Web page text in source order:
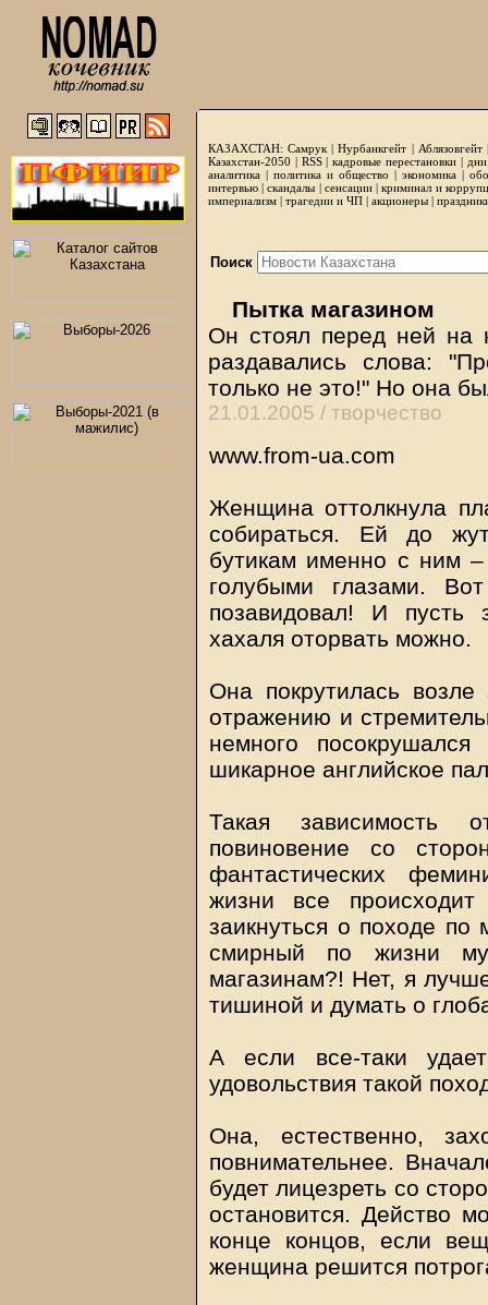
КАЗАХСТАН: Самрук |Нурбанкгейт | Аблязовгейт
Казахстан-2050 | RSS|кадровые перестановки|
аналитика | политика и общество | экономика |
интервью |скандалы | сенсации|криминал и
империализм | трагедии и ЧП | акционеры |
Поиск
Пытка магазином
Он стоял перед ней на
раздавались слова:
только не это!" Но она
21.01.2005 / творчество
www.from-ua.com
Женщина оттолкнула
собираться. Ей до
бутикам именно с ним
голубыми глазами.
позавидовал! И пусть
хахаля оторвать можно.
Она покрутилась возле
отражению и
немного
шикарное английское
Такая зависимость
повиновение со
фантастических
жизни все происходит
заикнуться о походе
смирный по жизни
магазинам?! Нет, я
тишиной и думать о
А если все-таки
удовольствия такой
Она, естественно,
повнимательнее.
будет лицезреть со
остановится. Действо
конце концов, если
женщина решится